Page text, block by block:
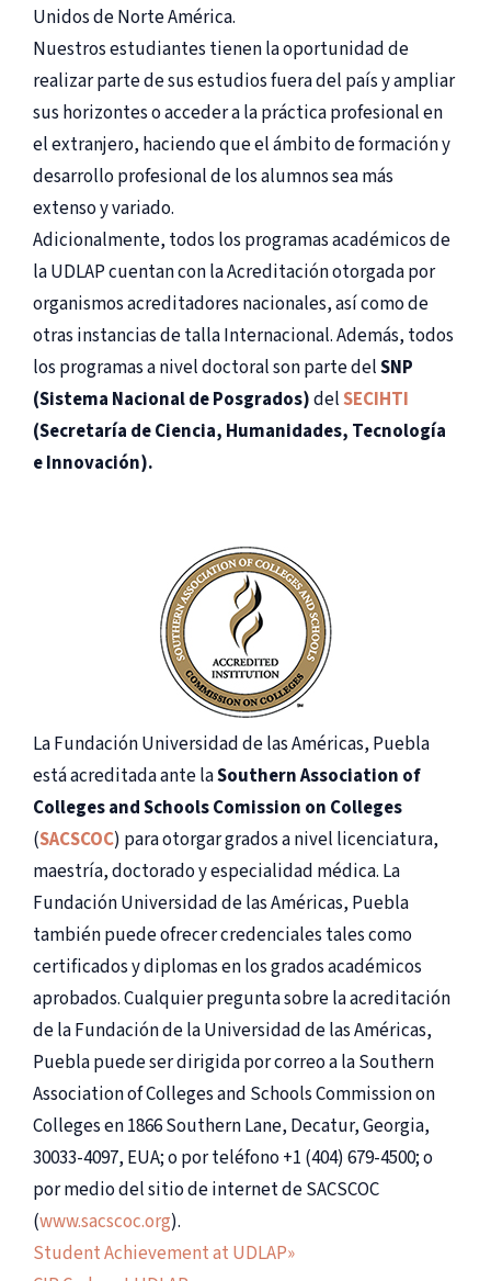
Unidos de Norte América.
Nuestros estudiantes tienen la oportunidad de
realizar parte de sus estudios fuera del país y ampliar
sus horizontes o acceder a la práctica profesional en
el extranjero, haciendo que el ámbito de formación y
desarrollo profesional de los alumnos sea más
extenso y variado.
Adicionalmente, todos los programas académicos de
la UDLAP cuentan con la Acreditación otorgada por
organismos acreditadores nacionales, así como de
otras instancias de talla Internacional. Además, todos
los programas a nivel doctoral son parte delSNP
(Sistema Nacional de Posgrados)delSECIHTI
(Secretaría de Ciencia, Humanidades, Tecnología
e Innovación).
La Fundación Universidad de las Américas, Puebla
está acreditada ante laSouthern Association of
Colleges and Schools Comission on Colleges
(SACSCOC) para otorgar grados a nivel licenciatura,
maestría, doctorado y especialidad médica. La
Fundación Universidad de las Américas, Puebla
también puede ofrecer credenciales tales como
certificados y diplomas en los grados académicos
aprobados. Cualquier pregunta sobre la acreditación
de la Fundación de la Universidad de las Américas,
Puebla puede ser dirigida por correo a la Southern
Association of Colleges and Schools Commission on
Colleges en 1866 Southern Lane, Decatur, Georgia,
30033-4097, EUA; o por teléfono +1 (404) 679-4500; o
por medio del sitio de internet de SACSCOC
(www.sacscoc.org).
Student Achievement at UDLAP»